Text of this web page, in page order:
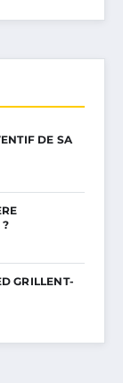
DE SA
?
GRILLENT-